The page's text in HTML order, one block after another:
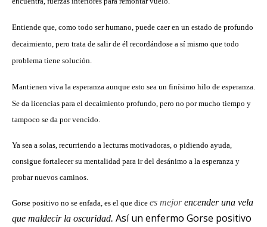
Entiende que, como todo ser humano, puede caer en un estado de profundo
decaimiento, pero trata de salir de él recordándose a sí mismo que todo
problema tiene solución.
Mantienen viva la esperanza aunque esto sea un finísimo hilo de esperanza.
Se da licencias para el decaimiento profundo, pero no por mucho tiempo y
tampoco se da por vencido.
Ya sea a solas, recurriendo a lecturas motivadoras, o pidiendo ayuda,
consigue fortalecer su mentalidad para ir del desánimo a la esperanza y
probar nuevos caminos.
Gorse positivo no se enfada, es el que dice es mejorencender una vela
que maldecir la oscuridad. Así un enfermo Gorse positivo